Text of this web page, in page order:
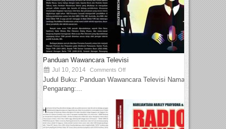
Panduan Wawancara Televisi
Jul 10, 2014 Comments Off
Judul Buku: Panduan Wawancara Televisi Nama
Pengarang:...